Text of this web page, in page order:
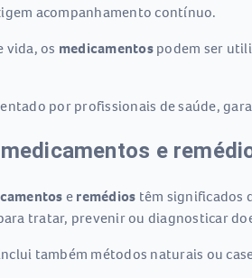
acompanhamento contínuo.
vida, os medicamentospodem ser
por profissionais de saúde,
e
e remédios têm significados
tratar, prevenir ou diagnosticar
também métodos naturais ou